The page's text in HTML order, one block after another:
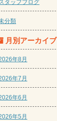
タッフブログ
分類
月別アーカイブ
年8月
年7月
年6月
年5月